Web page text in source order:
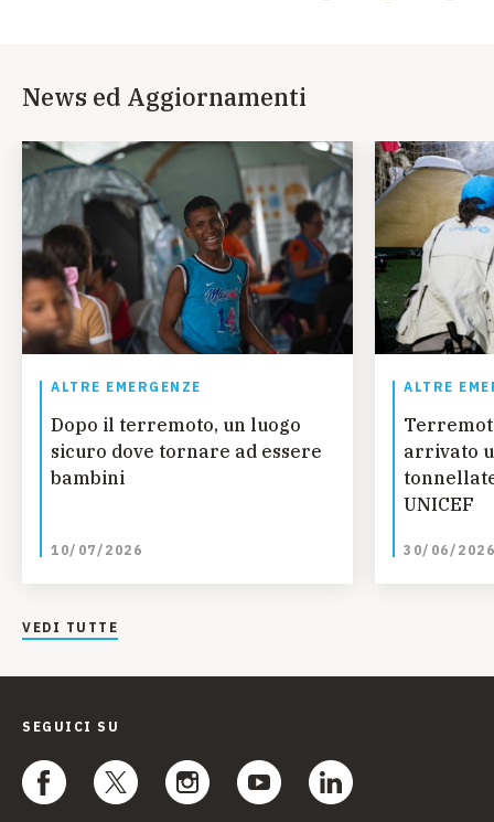
News ed Aggiornamenti
ALTRE EMERGENZE
Dopo il terremoto, un luogo
sicuro dove tornare ad essere
bambini
10/07/2026
ALTRE
arrivato
UNICEF
30/06/2026
VEDI TUTTE
SEGUICI SU